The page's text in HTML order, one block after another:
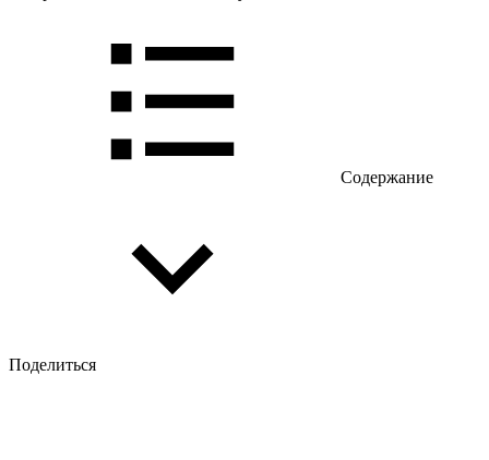
Содержание
Поделиться